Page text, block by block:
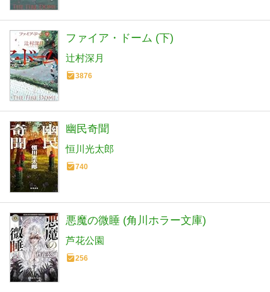
ファイア・ドーム (下)
辻村深月
3876
幽民奇聞
恒川光太郎
740
悪魔の微睡 (角川ホラー文庫)
芦花公園
256